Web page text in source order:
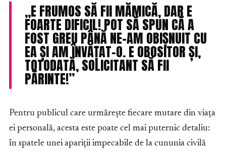
„E FRUMOS SĂ FII MĂMICĂ, DAR E
FOARTE DIFICIL! POT SĂ SPUN CĂ A
FOST GREU PÂNĂ NE-AM OBIȘNUIT CU
EA ȘI AM ÎNVĂȚAT-O. E OBOSITOR ȘI,
TOTODATĂ, SOLICITANT SĂ FII
PĂRINTE!”
Pentru publicul care urmărește fiecare mutare din viața
ei personală, acesta este poate cel mai puternic detaliu:
în spatele unei apariții impecabile de la cununia civilă